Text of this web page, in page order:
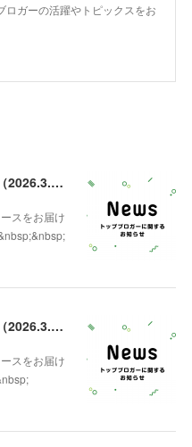
ロガーの活躍やトピックスをお
公式トップブロガー週間ニュース（2026.3.26）
スをお届け
公式トップブロガー週間ニュース（2026.3.19）
スをお届け